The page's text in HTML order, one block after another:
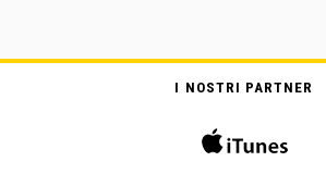
I NOSTRI PARTNER